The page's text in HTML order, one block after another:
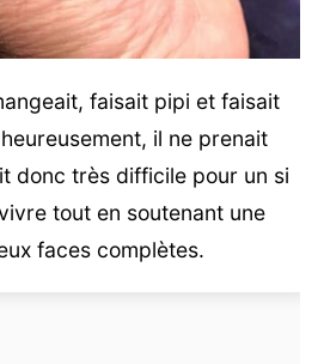
faisait pipi et faisait
il ne prenait
donc très difficile pour un si
tout en soutenant une
faces complètes.